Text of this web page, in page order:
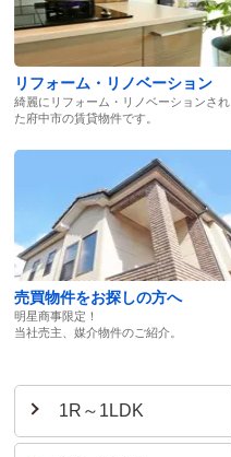
リフォーム・リノベーション
綺麗にリフォーム・リノベーションされ
た府中市の賃貸物件です。
売買物件をお探しの方へ
明星商事限定！
当社売主、媒介物件のご紹介。
1R～1LDK